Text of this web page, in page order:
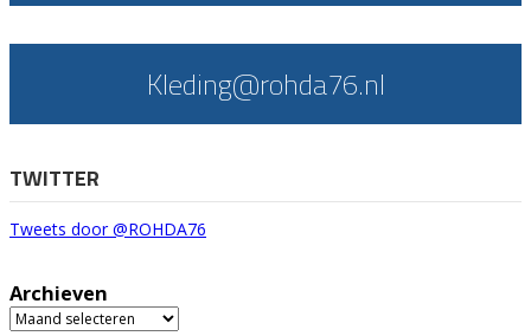
Kleding@rohda76.nl
TWITTER
Tweets door @ROHDA76
Archieven
Archieven